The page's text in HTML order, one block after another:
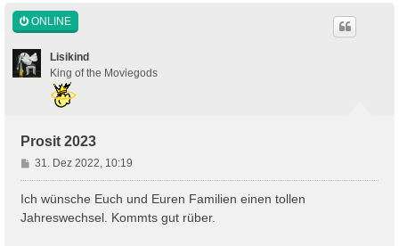
ONLINE
Lisikind
King of the Moviegods
Prosit 2023
B
e
i
r
31. Dez 2022, 10:19
Ich wünsche Euch und Euren Familien einen tollen
Jahreswechsel. Kommts gut rüber.